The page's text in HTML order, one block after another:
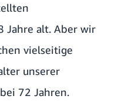
Jahre alt. Aber wir
vielseitige
unserer
72 Jahren.